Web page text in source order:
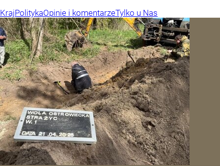
KrajPolitykaOpinie i komentarzeTylko u Nas